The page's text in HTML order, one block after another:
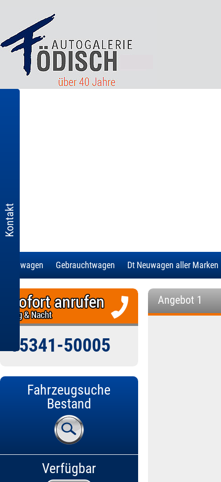
Kontakt
Neuwagen Gebrauchtwagen Dt Neuwagen aller Marken
05341-50005
Fahrzeugsuche
Bestand
Verfügbar
Angebot 1